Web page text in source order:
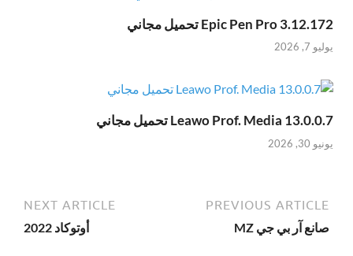
Epic Pen Pro 3.12.172 تحميل مجاني
يوليو 7, 2026
Leawo Prof. Media 13.0.0.7 تحميل مجاني
يونيو 30, 2026
PREVIOUS ARTICLE
صانع آر بي جي MZ
NEXT ARTICLE
أوتوكاد 2022